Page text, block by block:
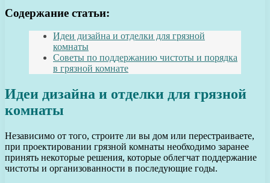
Содержание статьи:
Идеи дизайна и отделки для грязной
комнаты
Советы по поддержанию чистоты и порядка
в грязной комнате
Идеи дизайна и отделки для грязной
комнаты
Независимо от того, строите ли вы дом или перестраиваете,
при проектировании грязной комнаты необходимо заранее
принять некоторые решения, которые облегчат поддержание
чистоты и организованности в последующие годы.